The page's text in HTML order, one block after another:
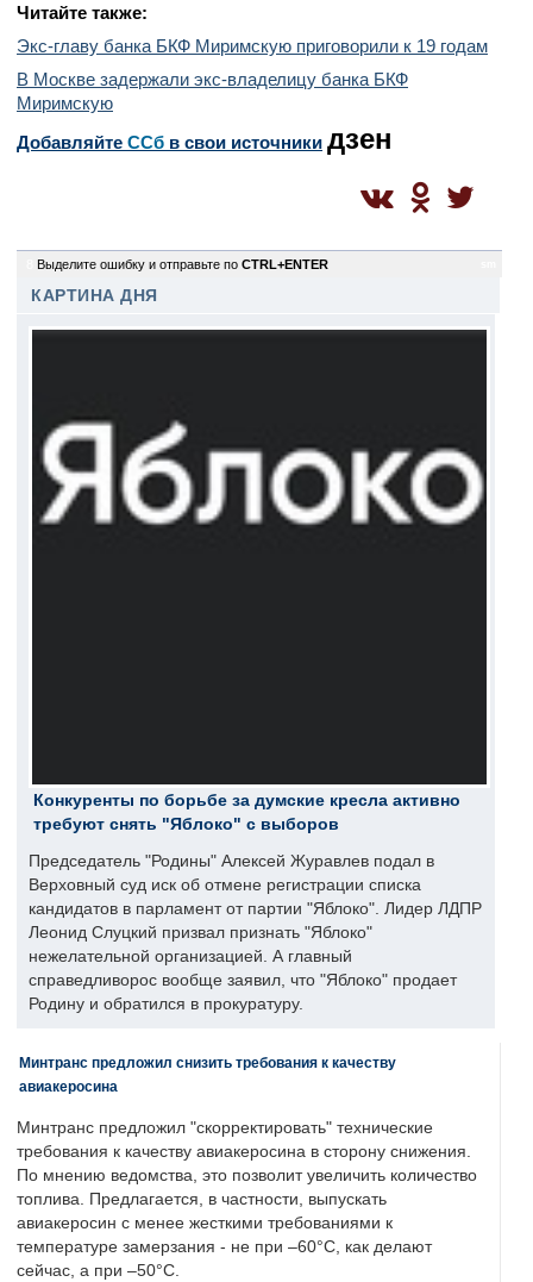
Читайте также:
Экс-главу банка БКФ Миримскую приговорили к 19 годам
В Москве задержали экс-владелицу банка БКФ
Миримскую
Добавляйте CСб в свои источники дзен
Выделите ошибку и отправьте по CTRL+ENTER
КАРТИНА ДНЯ
Конкуренты по борьбе за думские кресла активно
требуют снять "Яблоко" с выборов
Председатель "Родины" Алексей Журавлев подал в
Верховный суд иск об отмене регистрации списка
кандидатов в парламент от партии "Яблоко". Лидер ЛДПР
Леонид Слуцкий призвал признать "Яблоко"
нежелательной организацией. А главный
справедливорос вообще заявил, что "Яблоко" продает
Родину и обратился в прокуратуру.
Минтранс предложил снизить требования к качеству
авиакеросина
Минтранс предложил "скорректировать" технические
требования к качеству авиакеросина в сторону снижения.
По мнению ведомства, это позволит увеличить количество
топлива. Предлагается, в частности, выпускать
авиакеросин с менее жесткими требованиями к
температуре замерзания - не при –60°C, как делают
сейчас, а при –50°C.